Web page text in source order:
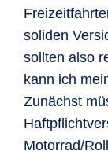
soliden
sollten also
kann ich
Zunächst
Motorrad/